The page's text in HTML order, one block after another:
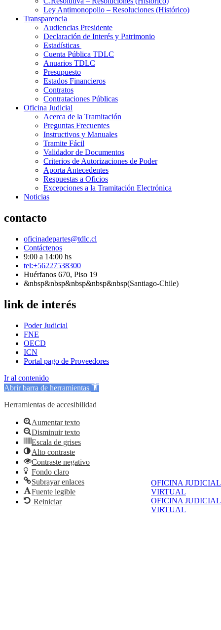
OFICINA JUDICIAL
VIRTUAL
OFICINA JUDICIAL
VIRTUAL
Ley Antimonopolio – Resoluciones (Histórico)
Transparencia
Audiencias Presidente
Declaración de Interés y Patrimonio
Estadísticas
Cuenta Pública TDLC
Anuarios TDLC
Presupuesto
Estados Financieros
Contratos
Contrataciones Públicas
Oficina Judicial
Acerca de la Tramitación
Preguntas Frecuentes
Instructivos y Manuales
Tramite Fácil
Validador de Documentos
Criterios de Autorizaciones de Poder
Aporta Antecedentes
Respuestas a Oficios
Excepciones a la Tramitación Electrónica
Noticias
contacto
oficinadepartes@tdlc.cl
Contáctenos
9:00 a 14:00 hs
tel:+56227538300
Huérfanos 670, Piso 19
&nbsp&nbsp&nbsp&nbsp&nbsp(Santiago-Chile)
link de interés
Poder Judicial
FNE
OECD
ICN
Portal pago de Proveedores
Ir al contenido
Abrir barra de herramientas
Herramientas de accesibilidad
Aumentar texto
Disminuir texto
Escala de grises
Alto contraste
Contraste negativo
Fondo claro
Subrayar enlaces
Fuente legible
Reiniciar